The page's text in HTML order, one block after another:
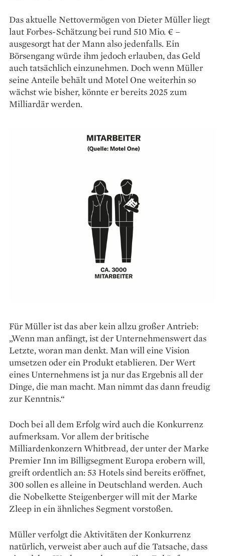
Das aktuelle Nettovermögen von Dieter Müller liegt
laut Forbes-Schätzung bei rund 510 Mio. € –
ausgesorgt hat der Mann also jedenfalls. Ein
Börsengang würde ihm jedoch erlauben, das Geld
auch tatsächlich einzunehmen. Doch wenn Müller
seine Anteile behält und Motel One weiterhin so
wächst wie bisher, könnte er bereits 2025 zum
Milliardär werden.
Für Müller ist das aber kein allzu großer Antrieb:
„Wenn man anfängt, ist der Unternehmenswert das
Letzte, woran man denkt. Man will eine Vision
umsetzen oder ein Produkt etablieren. Der Wert
eines Unternehmens ist ja nur das Ergebnis all der
Dinge, die man macht. Man nimmt das dann freudig
zur Kenntnis.“
Doch bei all dem Erfolg wird auch die Konkurrenz
aufmerksam. Vor allem der britische
Milliardenkonzern Whitbread, der unter der Marke
Premier Inn im Billigsegment Europa erobern will,
greift ordentlich an: 53 Hotels sind bereits eröffnet,
300 sollen es alleine in Deutschland werden. Auch
die Nobelkette Steigenberger will mit der Marke
Zleep in ein ähnliches Segment vorstoßen.
Müller verfolgt die Aktivitäten der Kon­kurrenz
natürlich, verweist aber auch auf die Tatsache, dass